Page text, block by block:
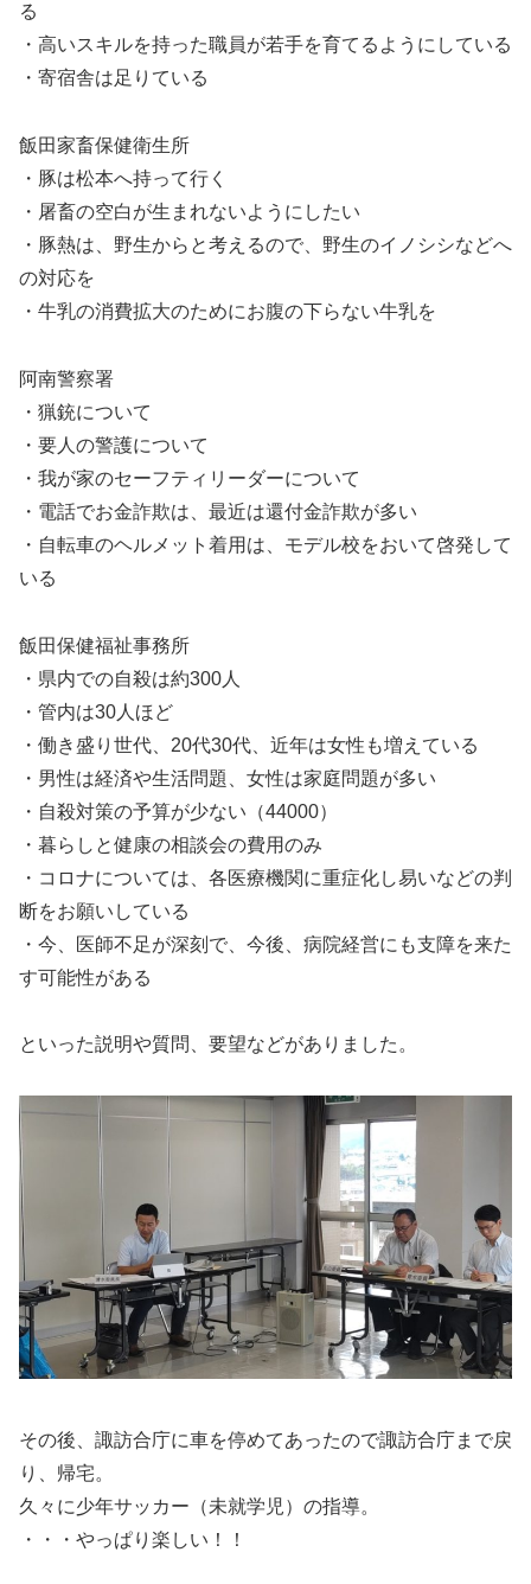
る
・高いスキルを持った職員が若手を育てるようにしている
・寄宿舎は足りている
飯田家畜保健衛生所
・豚は松本へ持って行く
・屠畜の空白が生まれないようにしたい
・豚熱は、野生からと考えるので、野生のイノシシなどへ
の対応を
・牛乳の消費拡大のためにお腹の下らない牛乳を
阿南警察署
・猟銃について
・要人の警護について
・我が家のセーフティリーダーについて
・電話でお金詐欺は、最近は還付金詐欺が多い
・自転車のヘルメット着用は、モデル校をおいて啓発して
いる
飯田保健福祉事務所
・県内での自殺は約300人
・管内は30人ほど
・働き盛り世代、20代30代、近年は女性も増えている
・男性は経済や生活問題、女性は家庭問題が多い
・自殺対策の予算が少ない（44000）
・暮らしと健康の相談会の費用のみ
・コロナについては、各医療機関に重症化し易いなどの判
断をお願いしている
・今、医師不足が深刻で、今後、病院経営にも支障を来た
す可能性がある
といった説明や質問、要望などがありました。
その後、諏訪合庁に車を停めてあったので諏訪合庁まで戻
り、帰宅。
久々に少年サッカー（未就学児）の指導。
・・・やっぱり楽しい！！